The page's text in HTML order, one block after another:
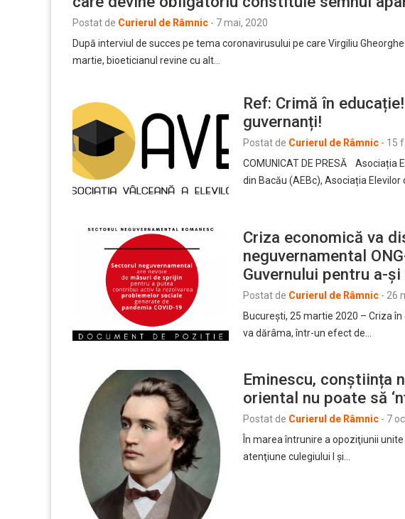
Postat de Curierul de Râmnic - 7 mai, 2020
După interviul de succes pe tema coronavirusului pe care Virgiliu
martie, bioeticianul revine cu alt…
Ref: Crimă în
guvernanți!
Postat de Curierul de Râmnic - 15
COMUNICAT DE PRESĂ Asociația
din Bacău (AEBc), Asociația Elevilor
Criza economică va
neguvernamental
Guvernului pentru a-
Postat de Curierul de Râmnic - 26
București, 25 martie 2020 – Criza
va dărâma, într-un efect de…
Eminescu, conștiința
oriental nu poate să
Postat de Curierul de Râmnic - 7
În marea întrunire a opoziţiunii
atenţiune culegiului I şi…